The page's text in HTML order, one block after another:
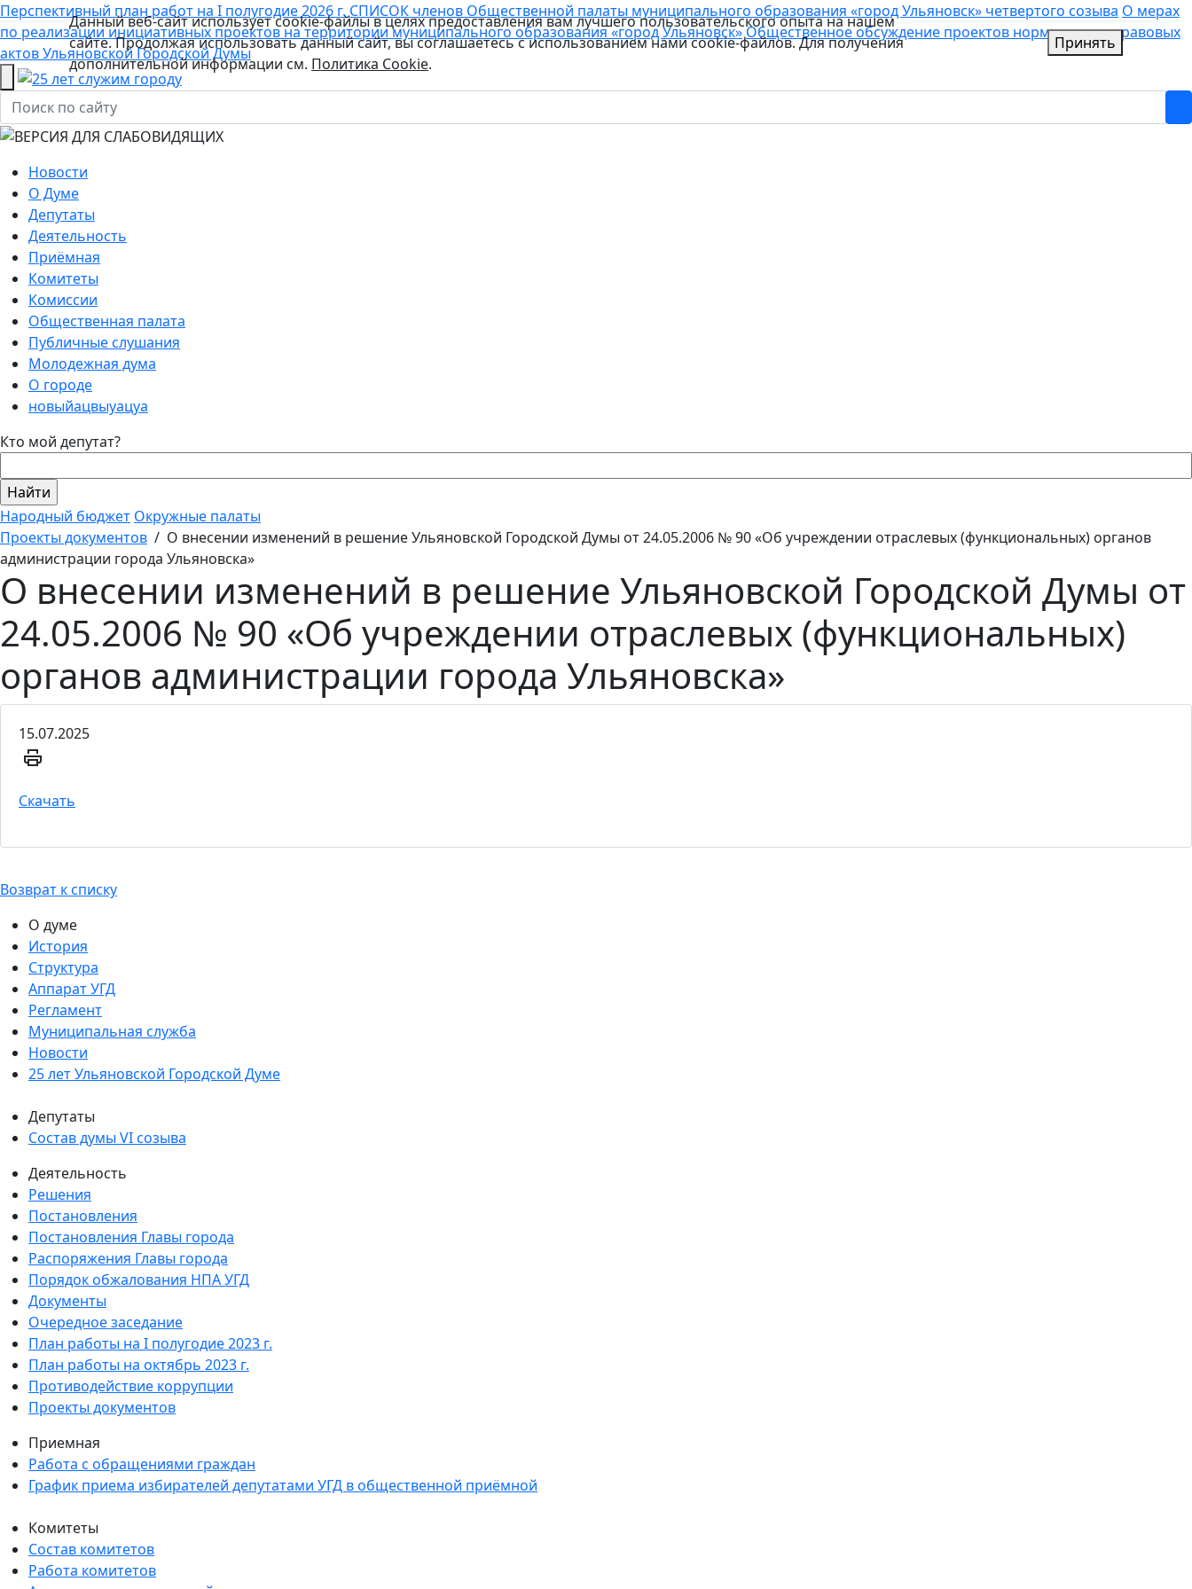
Перспективный план работ на I полугодие 2026 г.СПИСОК членов Общественной палаты муниципального образования «город Ульяновск» четвертого созыва О мерах
по реализации инициативных проектов на территории муниципального образования «город Ульяновск»Общественное обсуждение проектов нормативных правовых
актов Ульяновской Городской Думы
Новости
О Думе
Депутаты
Деятельность
Приёмная
Комитеты
Комиссии
Общественная палата
Публичные слушания
Молодежная дума
О городе
новыйацвыуацуа
Кто мой депутат?
Народный бюджет Окружные палаты
Проекты документов / О внесении изменений в решение Ульяновской Городской Думы от 24.05.2006 № 90 «Об учреждении отраслевых (функциональных) органов
администрации города Ульяновска»
О внесении изменений в решение Ульяновской Городской Думы от
24.05.2006 № 90 «Об учреждении отраслевых (функциональных)
органов администрации города Ульяновска»
15.07.2025
Скачать
Возврат к списку
О думе
История
Структура
Аппарат УГД
Регламент
Муниципальная служба
Новости
25 лет Ульяновской Городской Думе
Депутаты
Состав думы VI созыва
Деятельность
Решения
Постановления
Постановления Главы города
Распоряжения Главы города
Порядок обжалования НПА УГД
Документы
Очередное заседание
План работы на I полугодие 2023 г.
План работы на октябрь 2023 г.
Противодействие коррупции
Проекты документов
Приемная
Работа с обращениями граждан
График приема избирателей депутатами УГД в общественной приёмной
Комитеты
Состав комитетов
Работа комитетов
Данный веб-сайт использует cookie-файлы в целях предоставления вам лучшего пользовательского опыта на нашем
сайте. Продолжая использовать данный сайт, вы соглашаетесь с использованием нами cookie-файлов. Для получения
дополнительной информации см. Политика Cookie.
Принять